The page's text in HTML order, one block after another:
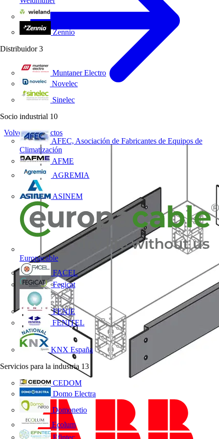
Zennio
Distribuidor 3
Muntaner Electro
Novelec
Sinelec
Socio industrial 10
AFEC, Asociación de Fabricantes de Equipos de
Climatización
AFME
AGREMIA
ASINEM
Europacable
FACEL
Fegicat
FENIE
FENITEL
KNX España
Servicios para la industria 13
CEDOM
Domo Electra
Domonetio
Ecolum
Efintec
Volver a Productos